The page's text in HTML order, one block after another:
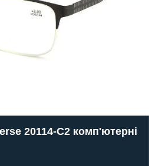
20114-C2 комп'ютерні